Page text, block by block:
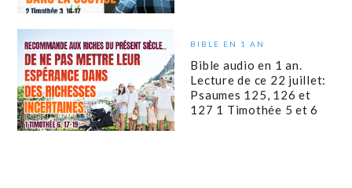
BIBLE EN 1 AN
Bible audio en 1 an.
Lecture de ce 22 juillet:
Psaumes 125, 126 et
127 1 Timothée 5 et 6